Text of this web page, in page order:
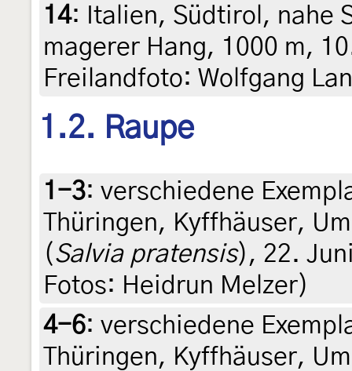
14:
Italien, Südtirol, nahe
magerer Hang, 1000 m,
Freilandfoto: Wolfgang
1.2. Raupe
1-3: verschiedene
Thüringen, Kyffhäuser,
(Salvia pratensis), 22.
Fotos: Heidrun Melzer)
4-6: verschiedene
Thüringen, Kyffhäuser,